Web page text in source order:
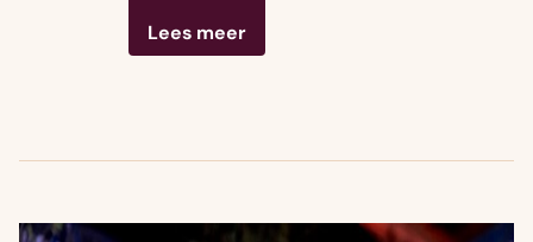
Lees meer